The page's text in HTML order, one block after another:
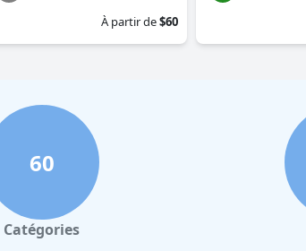
À partir de$60
60
Catégories